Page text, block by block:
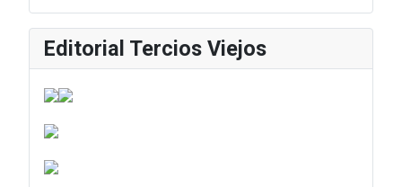
Editorial Tercios Viejos